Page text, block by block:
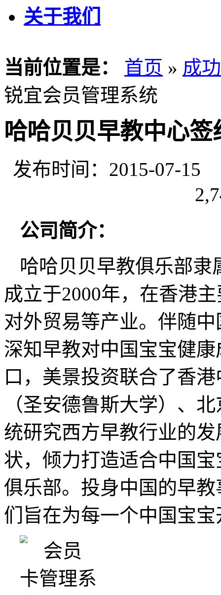
关于我们
当前位置是： 首页 » 成
锐宜会员管理系统
哈哈贝贝早教中心
发布时间：2015-07-
公司简介：
哈哈贝贝早教俱乐部
成立于2000年，在香港
对外贸易等产业。伴随
深知早教对中国宝宝健
口，美景投资联合了香
（圣安德鲁斯大学）、
统研究西方早教行业的
状，倾力打造适合中国
俱乐部。投身中国的早
们旨在为每一个中国宝